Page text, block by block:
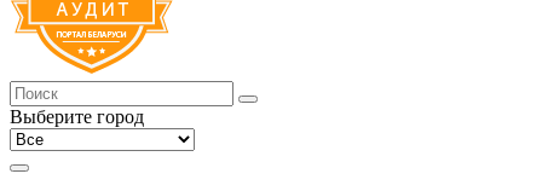
Выберите город